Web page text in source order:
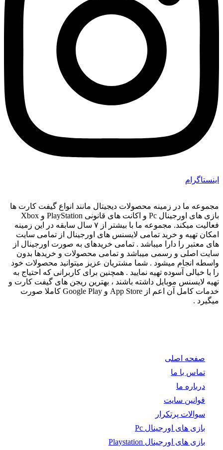
اینستاگرام
مجموعه ما در زمینه محصولات دیجیتال مانند انواع گیفت کارت ها
بازی های اورجینال Pc و اکانت های قانونی PlayStation و Xbox
فعالیت میکند. مجموعه ما با بیشتر از ۷ سال سابقه در این زمینه
امکان تهیه و خرید تمامی لایسنس های اورجینال از تمامی سایت
های معتبر را دارا میباشد . تمامی خریدهای به صورت اورجینال از
سایت اصلی و رسمی میباشد و تمامی محصولات و خریدها بدون
واسطه انجام میشود . شما مشتریان عزیز میتوانید محصولات خود
را با خیالی آسوده تهیه نمایید . همچنین برای کاربرانی که احتیاج به
تهیه لایسنس موبایل داشته باشند ، بهترین ریجن های گیفت کارت و
خدمات کامل آن اعم از App Store و Google Play کاملا صورت
میگیرد .
صفحه اصلی
تماس با ما
درباره ما
قوانین سایت
سوالات پرتکرار
بازی های اورجینال Pc
بازی های اورجینال Playstation